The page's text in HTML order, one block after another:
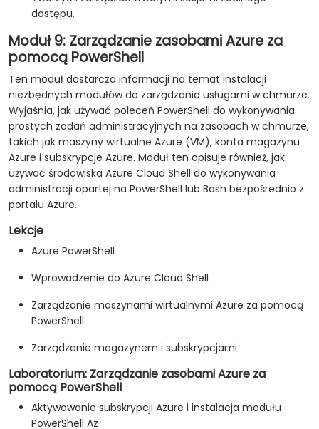
dostępu.
Moduł 9: Zarządzanie zasobami Azure za
pomocą PowerShell
Ten moduł dostarcza informacji na temat instalacji
niezbędnych modułów do zarządzania usługami w chmurze.
Wyjaśnia, jak używać poleceń PowerShell do wykonywania
prostych zadań administracyjnych na zasobach w chmurze,
takich jak maszyny wirtualne Azure (VM), konta magazynu
Azure i subskrypcje Azure. Moduł ten opisuje również, jak
używać środowiska Azure Cloud Shell do wykonywania
administracji opartej na PowerShell lub Bash bezpośrednio z
portalu Azure.
Lekcje
Azure PowerShell
Wprowadzenie do Azure Cloud Shell
Zarządzanie maszynami wirtualnymi Azure za pomocą
PowerShell
Zarządzanie magazynem i subskrypcjami
Laboratorium: Zarządzanie zasobami Azure za
pomocą PowerShell
Aktywowanie subskrypcji Azure i instalacja modułu
PowerShell Az